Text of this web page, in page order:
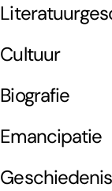
Cultuur
Biografie
Emancipatie
Geschiedenis